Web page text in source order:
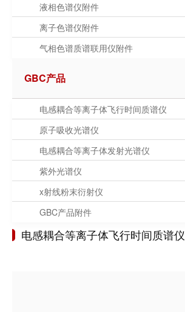
液相色谱仪附件
离子色谱仪附件
气相色谱质谱联用仪附件
GBC产品
电感耦合等离子体飞行时间质谱仪
原子吸收光谱仪
电感耦合等离子体发射光谱仪
紫外光谱仪
x射线粉末衍射仪
GBC产品附件
电感耦合等离子体飞行时间质谱仪